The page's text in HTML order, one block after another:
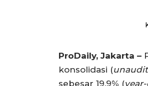
ProDaily, Jakarta –
konsolidasi (
sebesar 19,9% (